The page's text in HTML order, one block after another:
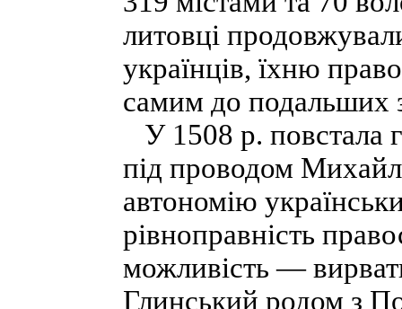
литовці
українців, їхню
самим до подальших
У 1508 р. повстала
під проводом
автономію
рівноправність
можливість —
Глинський родом з